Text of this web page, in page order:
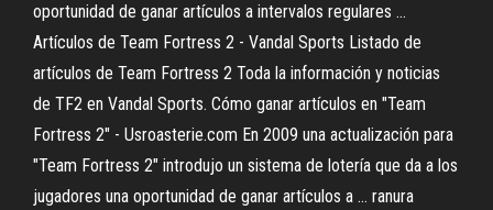
oportunidad de ganar artículos a intervalos regulares ...
Artículos de Team Fortress 2 - Vandal Sports Listado de
artículos de Team Fortress 2 Toda la información y noticias
de TF2 en Vandal Sports. Cómo ganar artículos en "Team
Fortress 2" - Usroasterie.com En 2009 una actualización para
"Team Fortress 2" introdujo un sistema de lotería que da a los
jugadores una oportunidad de ganar artículos a ... ranura